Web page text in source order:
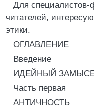
Для специалистов-
читателей,
этики.
ОГЛАВЛЕНИЕ
Введение
ИДЕЙНЫЙ
Часть первая
АНТИЧНОСТЬ